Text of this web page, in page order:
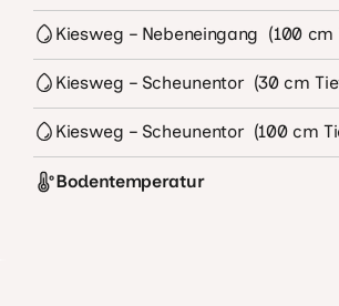
Kiesweg – Nebeneingang  (100 cm
Kiesweg – Scheunentor  (30 cm
Kiesweg – Scheunentor  (100 cm
Bodentemperatur